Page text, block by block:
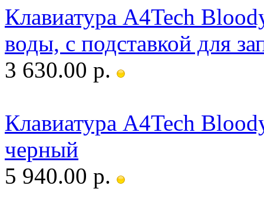
Клавиатура A4Tech
воды, c подставкой для
3 630.00 р.
Клавиатура A4Tech
черный
5 940.00 р.